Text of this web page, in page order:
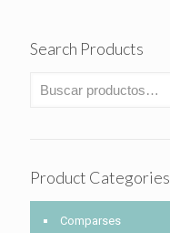
Search Products
Product Categories
Comparses